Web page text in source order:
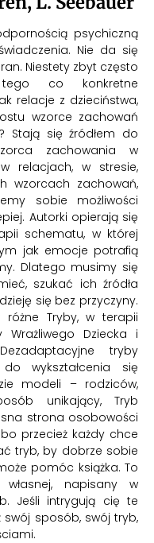
psychiczną
Nie da się
Niestety zbyt często
co konkretne
relacje z dzieciństwa,
wzorce zachowań
Stają się źródłem do
zachowania w
relacjach, w stresie,
wzorcach zachowań,
sobie możliwości
Autorki opierają się
schematu, w której
jak emocje potrafią
Dlatego musimy się
szukać ich źródła
się bez przyczyny.
Tryby, w terapii
Dziecka i
tryby
wykształcenia się
modeli – rodziców,
unikający, Tryb
strona osobowości
przecież każdy chce
tryb, by dobrze sobie
pomóc książka. To
napisany w
Jeśli intrygują cię te
swój sposób, swój tryb,